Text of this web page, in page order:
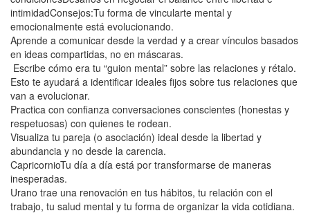
intimidadConsejos:Tu forma de vincularte mental y
emocionalmente está evolucionando.
Aprende a comunicar desde la verdad y a crear vínculos basados
en ideas compartidas, no en máscaras.
Escribe cómo era tu “guion mental” sobre las relaciones y rétalo.
Esto te ayudará a identificar ideales fijos sobre tus relaciones que
van a evolucionar.
Practica con confianza conversaciones conscientes (honestas y
respetuosas) con quienes te rodean.
Visualiza tu pareja (o asociación) ideal desde la libertad y
abundancia y no desde la carencia.
CapricornioTu día a día está por transformarse de maneras
inesperadas.
Urano trae una renovación en tus hábitos, tu relación con el
trabajo, tu salud mental y tu forma de organizar la vida cotidiana.